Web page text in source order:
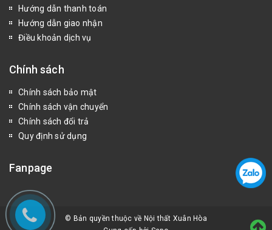
Hướng dẫn thanh toán
Hướng dẫn giao nhận
Điều khoản dịch vụ
Chính sách
Chính sách bảo mật
Chính sách vận chuyển
Chính sách đổi trả
Quy định sử dụng
Fanpage
© Bản quyền thuộc về Nội thất Xuân Hòa